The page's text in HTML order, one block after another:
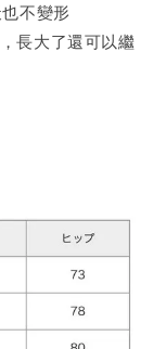
不變形
長大了還可以繼